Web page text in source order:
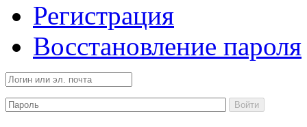
Регистрация
Восстановление пароля
Войти